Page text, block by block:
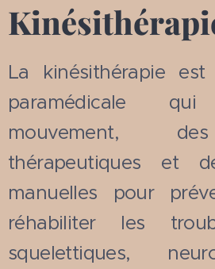
La kinésithérapie
paramédicale
mouvement,
thérapeutiques et
manuelles pour
réhabiliter les
squelettiques,